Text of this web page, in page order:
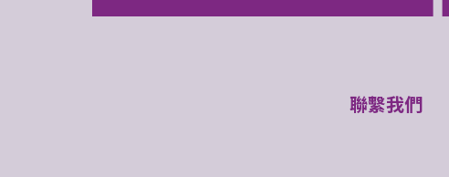
聯繫我們